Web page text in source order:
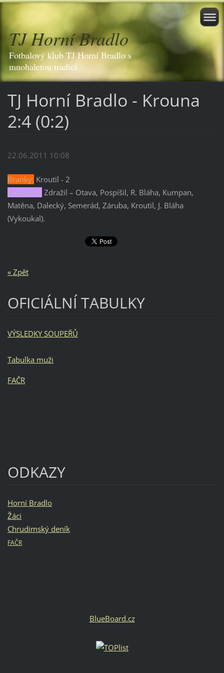
TJ Horní Bradlo
Fotbalový klub TJ Horní Bradlo s
mnohaletou tradicí
TJ Horní Bradlo - Krouna
2:4 (0:2)
22.06.2011 10:08
Branky: Kroutil - 2
H. Bradlo: Zdražil – Otava, Pospíšil, R. Bláha, Kumpan,
Matěna, Dalecký, Semerád, Záruba, Kroutil, J. Bláha
(Vykoukal).
« Zpět
OFICIÁLNÍ TABULKY
VÝSLEDKY SOUPEŘŮ
Tabulka muži
FAČR
ODKAZY
Horní Bradlo
Žáci
Chrudimský deník
FAČR
BlueBoard.cz